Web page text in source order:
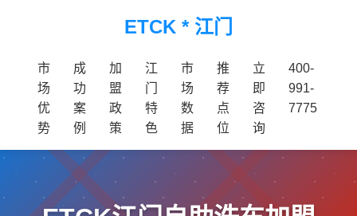
ETCK * 江门
市
场
优
势
成
功
案
例
加
盟
政
策
江
门
特
色
市
场
数
据
推
荐
点
位
立
即
咨
询
400-
991-
7775